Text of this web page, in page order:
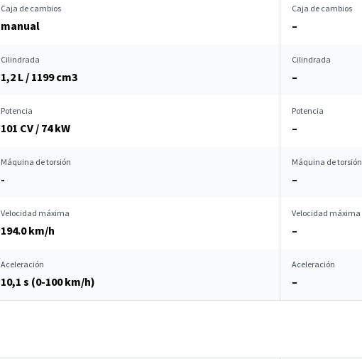
Caja de cambios
manual
Caja de cambios
–
Cilindrada
1,2 L / 1199 cm3
Cilindrada
–
Potencia
101 CV / 74 kW
Potencia
–
Máquina de torsión
-
Máquina de torsión
–
Velocidad máxima
194.0 km/h
Velocidad máxima
–
Aceleración
10,1 s (0-100 km/h)
Aceleración
–